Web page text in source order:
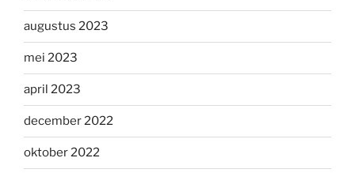
augustus 2023
mei 2023
april 2023
december 2022
oktober 2022